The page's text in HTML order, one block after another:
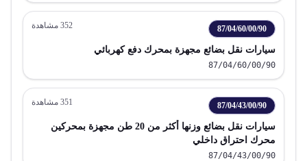
87/04/60/00/90
352 مشاهدة
سيارات نقل بضائع مجهزة بمحرك دفع كهربائي
87/04/60/00/90
87/04/43/00/90
351 مشاهدة
سيارات نقل بضائع وزنها أكثر من 20 طن مجهزة بمحركين
محرك احتراق داخلي
87/04/43/00/90